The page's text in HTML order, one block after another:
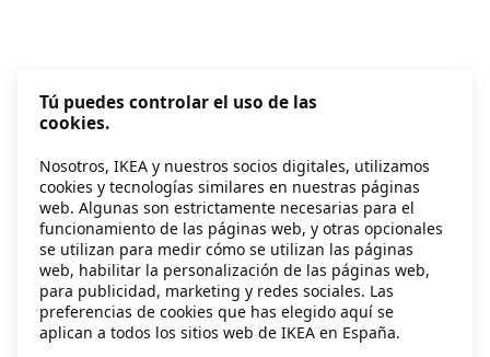
Tú puedes controlar el uso de las
cookies.
Nosotros, IKEA y nuestros socios digitales, utilizamos
cookies y tecnologías similares en nuestras páginas
web. Algunas son estrictamente necesarias para el
funcionamiento de las páginas web, y otras opcionales
se utilizan para medir cómo se utilizan las páginas
web, habilitar la personalización de las páginas web,
para publicidad, marketing y redes sociales. Las
preferencias de cookies que has elegido aquí se
aplican a todos los sitios web de IKEA en España.